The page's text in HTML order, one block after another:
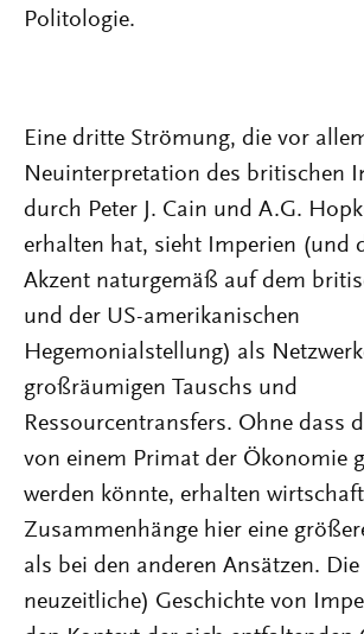
Politologie.
Eine dritte Strömung, die vor
Neuinterpretation des britischen
durch Peter J. Cain und A.G.
erhalten hat, sieht Imperien (und
Akzent naturgemäß auf dem
und der US-amerikanischen
Hegemonialstellung) als
großräumigen Tauschs und
Ressourcentransfers. Ohne dass
von einem Primat der Ökonomie
werden könnte, erhalten
Zusammenhänge hier eine
als bei den anderen Ansätzen.
neuzeitliche) Geschichte von